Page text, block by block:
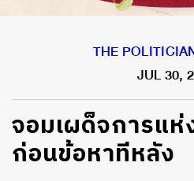
THE
JUL 30,
จอมเผด็จการแ
ก่อนข้อหาทีหลัง